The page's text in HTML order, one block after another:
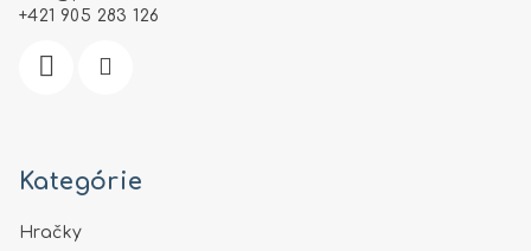
+421 905 283 126
Kategórie
Hračky